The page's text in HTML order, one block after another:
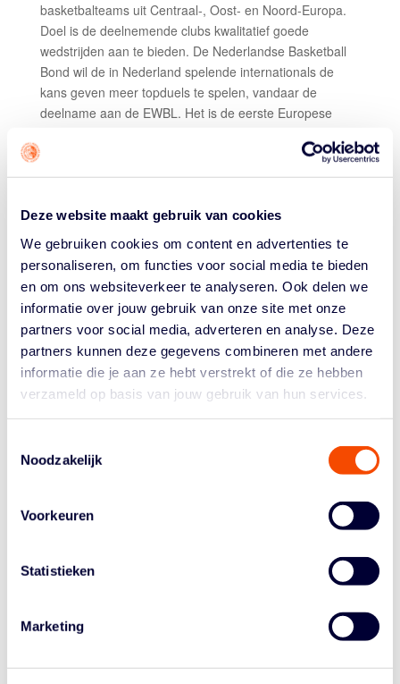
Deze website maakt gebruik van cookies
We gebruiken cookies om content en advertenties te
personaliseren, om functies voor social media te bieden
en om ons websiteverkeer te analyseren. Ook delen we
informatie over jouw gebruik van onze site met onze
partners voor social media, adverteren en analyse. Deze
partners kunnen deze gegevens combineren met andere
informatie die je aan ze hebt verstrekt of die ze hebben
verzameld op basis van jouw gebruik van hun services.
Noodzakelijk
Voorkeuren
Statistieken
Marketing
basketbalteams uit Centraal-, Oost- en Noord-Europa.
Doel is de deelnemende clubs kwalitatief goede
wedstrijden aan te bieden. De Nederlandse Basketball
Bond wil de in Nederland spelende internationals de
kans geven meer topduels te spelen, vandaar de
deelname aan de EWBL. Het is de eerste Europese
verdeelt, ten einde de kosten voor reizen en verblijf zo
laag mogelijk te houden.
Nederland begon de EWBL dit seizoen meteen sterk
door begin oktober alledrie de duels tijdens de eerste
stage in Letland te winnen. Voor de tweede stage
reisden de Orange Lions af naar het noordoosten van
Rusland. In het eerste treffen op zaterdag schoten de
Nederlandse vrouwen met 85-91 net tekort tegen de
organiserende club BC Nika. Noor Driessen werd met
21 punten (5 op 7), 4 rebounds en 4 steals van de bank
af topscorer bij de Lions. Een dag later boekten Hakim
Salem en zijn speelsters een fraaie 90-76 zege op
31 achter de driepuntslijn waren, was ditmaal Ilse Kuijt
Salem: "Beide Russische tegenstanders speelden erg
slaagden we er na een sterke start niet in de voorsprong
vast te houden en gooiden we het zelf weg. In de video-
sessie de volgende ochtend hebben we samen goed
gekeken wat we niet goed deden. Tegen Dynamo was
koppies er bij te houden en te winnen van een zeer